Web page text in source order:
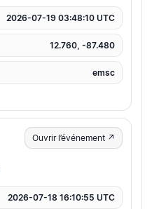
2026-07-19 03:48:10 UTC
12.760, -87.480
emsc
Ouvrir l’événement ↗
2026-07-18 16:10:55 UTC